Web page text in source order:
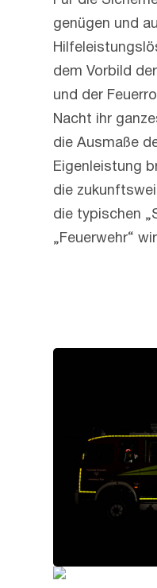
genügen und
dem Vorbild
und der
Nacht ihr
die Ausmaße
Eigenleistung
die
die typischen
„Feuerwehr“